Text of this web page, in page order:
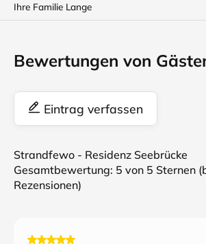
Ihre Familie Lange
Bewertungen von
Eintrag verfassen
Strandfewo - Residenz Seebrücke
Gesamtbewertung: 5 von 5 Sternen
Rezensionen)